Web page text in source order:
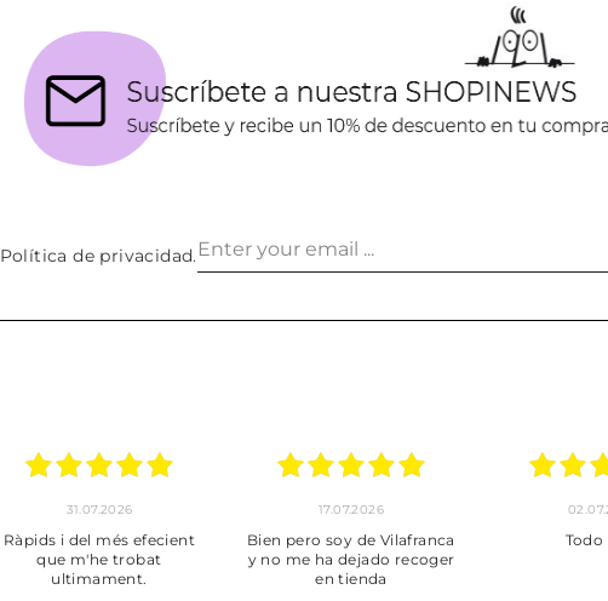
Política de privacidad.
30.06.2026
Tot perfecte
24.06.2026
***
Pedido